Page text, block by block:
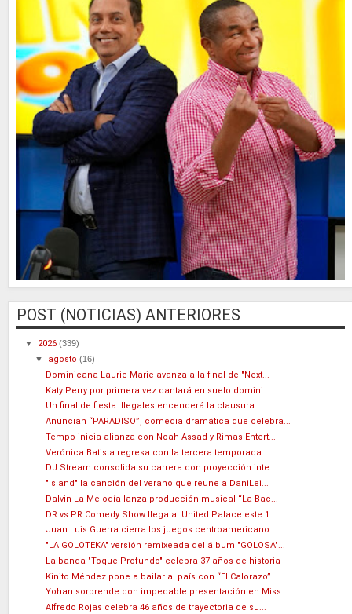
POST (NOTICIAS) ANTERIORES
▼ 2026 (339)
▼ agosto(16)
Dominicana Laurie Marie avanza a la final de "Next...
Katy Perry por primera vez cantará en suelo domini...
Un final de fiesta: Ilegales encenderá la clausura...
Anuncian “PARADISO”, comedia dramática que celebra...
Tempo inicia alianza con Noah Assad y Rimas Entert...
Verónica Batista regresa con la tercera temporada ...
DJ Stream consolida su carrera con proyección inte...
"Island" la canción del verano que reune a DaniLei...
Dalvin La Melodía lanza producción musical “La Bac...
DR vs PR Comedy Show llega al United Palace este 1...
Juan Luis Guerra cierra los juegos centroamericano...
"LA GOLOTEKA" versión remixeada del álbum "GOLOSA"...
La banda "Toque Profundo" celebra 37 años de historia
Kinito Méndez pone a bailar al país con “El Calorazo”
Yohan sorprende con impecable presentación en Miss...
Alfredo Rojas celebra 46 años de trayectoria de su...